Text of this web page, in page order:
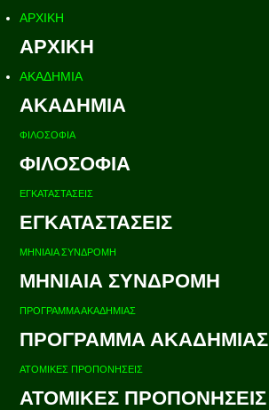
ΑΡΧΙΚΗ
ΑΡΧΙΚΗ
ΑΚΑΔΗΜΙΑ
ΑΚΑΔΗΜΙΑ
ΦΙΛΟΣΟΦΙΑ
ΦΙΛΟΣΟΦΙΑ
ΕΓΚΑΤΑΣΤΑΣΕΙΣ
ΕΓΚΑΤΑΣΤΑΣΕΙΣ
ΜΗΝΙΑΙΑ ΣΥΝΔΡΟΜΗ
ΜΗΝΙΑΙΑ ΣΥΝΔΡΟΜΗ
ΠΡΟΓΡΑΜΜΑ ΑΚΑΔΗΜΙΑΣ
ΠΡΟΓΡΑΜΜΑ ΑΚΑΔΗΜΙΑΣ
ΑΤΟΜΙΚΕΣ ΠΡΟΠΟΝΗΣΕΙΣ
ΑΤΟΜΙΚΕΣ ΠΡΟΠΟΝΗΣΕΙΣ